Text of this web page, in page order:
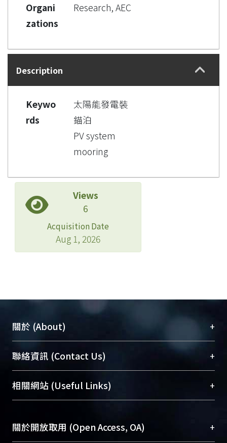
Organi
zations
Research, AEC
Description
Keywo
rds
太陽能發電裝
錨泊
PV system
mooring
Views
6
Acquisition Date
Aug 1, 2026
關於 (About) +
臺大位居世界頂尖大學之列，為永久珍藏及向國際
展現本校豐碩的研究成果及學術能量，圖書館整合
機構典藏（NTUR）與學術庫（AH）不同功能平
台，成為臺大學術典藏NTU scholars。期能整合研
成果。
聯絡資訊 (Contact Us) +
總館學科館員(Main Library)
醫學圖書館學科館員(Medical Library)
Sciences Library)
相關網站 (Useful Links) +
關於開放取用 (Open Access, OA) +